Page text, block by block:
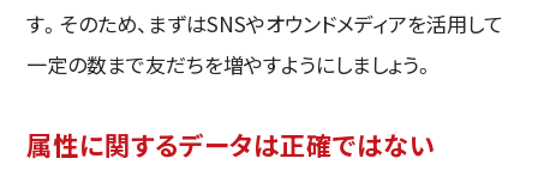
す。そのため、まずはSNSやオウンドメディアを活用して
一定の数まで友だちを増やすようにしましょう。
属性に関するデータは正確ではない